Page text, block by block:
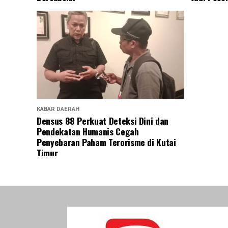
KABAR DAERAH
Densus 88 Perkuat Deteksi Dini dan
Pendekatan Humanis Cegah
Penyebaran Paham Terorisme di Kutai
Timur